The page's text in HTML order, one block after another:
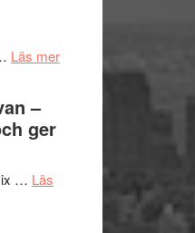
en
hjärtevarm
Läs merom
–
ger
… Läs